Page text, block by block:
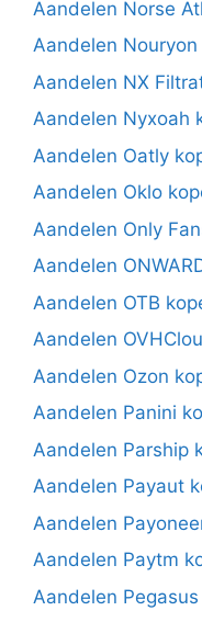
Aandelen Norse
Aandelen Nouryon
Aandelen NX
Aandelen Nyxoah
Aandelen Oatly
Aandelen Oklo
Aandelen Only
Aandelen
Aandelen OTB
Aandelen
Aandelen Ozon
Aandelen Panini
Aandelen Parship
Aandelen Payaut
Aandelen
Aandelen Paytm
Aandelen